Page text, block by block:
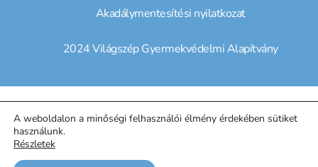
2024 Világszép Gyermekvédelmi Alapítvány
Akadálymentesítési nyilatkozat
A weboldalon a minőségi felhasználói élmény érdekében sütiket
használunk.
Részletek